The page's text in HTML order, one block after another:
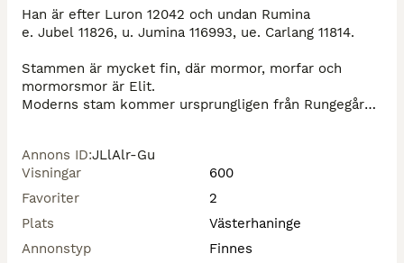
Han är efter Luron 12042 och undan Rumina
e. Jubel 11826, u. Jumina 116993, ue. Carlang 11814.
Stammen är mycket fin, där mormor, morfar och
mormorsmor är Elit.
Moderns stam kommer ursprungligen från Rungegårds
Tanken är att han ska visas innan eventuell flytt. Om
han får fina poäng ser jag gärna ett upplägg där han
kan få utvecklas vidare som framtida avelshingst.
Jag är öppen för att diskutera olika upplägg,
exempelvis fodervärd med bibehållen avelsrätt,
Annons ID:JLlAlr-Gu
Visningar
600
Favoriter
2
Plats
Västerhaninge
Annonstyp
Finnes